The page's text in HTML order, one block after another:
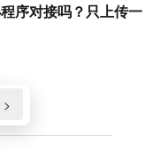
序对接吗？只上传一
>